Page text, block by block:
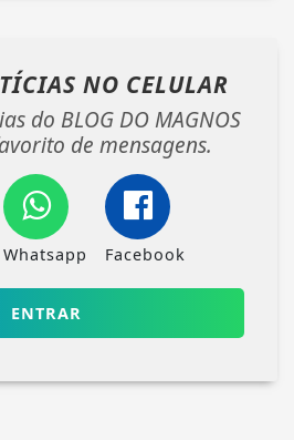
NO CELULAR
do BLOG DO MAGNOS
de mensagens.
Whatsapp Facebook
ENTRAR